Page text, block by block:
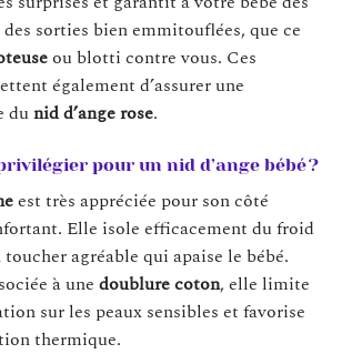
sorties bien emmitouflées, que ce
ou blotti contre vous. Ces
également d’assurer une
dunid d’ange rose.
pour un nid d’ange bébé ?
est très appréciée pour son côté
Elle isole efficacement du froid
agréable qui apaise le bébé.
à une doublure coton, elle limite
sur les peaux sensibles et favorise
thermique.